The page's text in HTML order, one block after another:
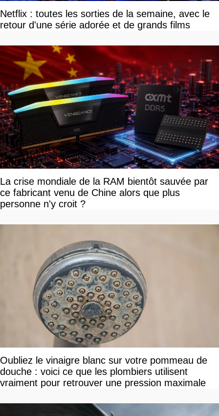
Netflix : toutes les sorties de la semaine, avec le
retour d'une série adorée et de grands films
La crise mondiale de la RAM bientôt sauvée par
ce fabricant venu de Chine alors que plus
personne n'y croit ?
Oubliez le vinaigre blanc sur votre pommeau de
douche : voici ce que les plombiers utilisent
vraiment pour retrouver une pression maximale